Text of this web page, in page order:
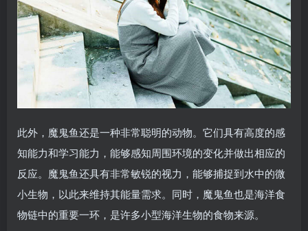
此外，魔鬼鱼还是一种非常聪明的动物。它们具有高度的感
知能力和学习能力，能够感知周围环境的变化并做出相应的
反应。魔鬼鱼还具有非常敏锐的视力，能够捕捉到水中的微
小生物，以此来维持其能量需求。同时，魔鬼鱼也是海洋食
物链中的重要一环，是许多小型海洋生物的食物来源。